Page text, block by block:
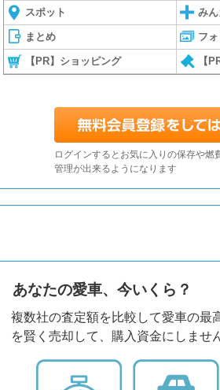
スポット みん
まとめ フォ
【PR】ショッピング 【
ログインするとお気に入りの保存や燃
管理が出来るようになります
あなたの愛車、今いくら？
複数社の査定額を比較して愛車の最
を賢く売却して、購入資金にしませ